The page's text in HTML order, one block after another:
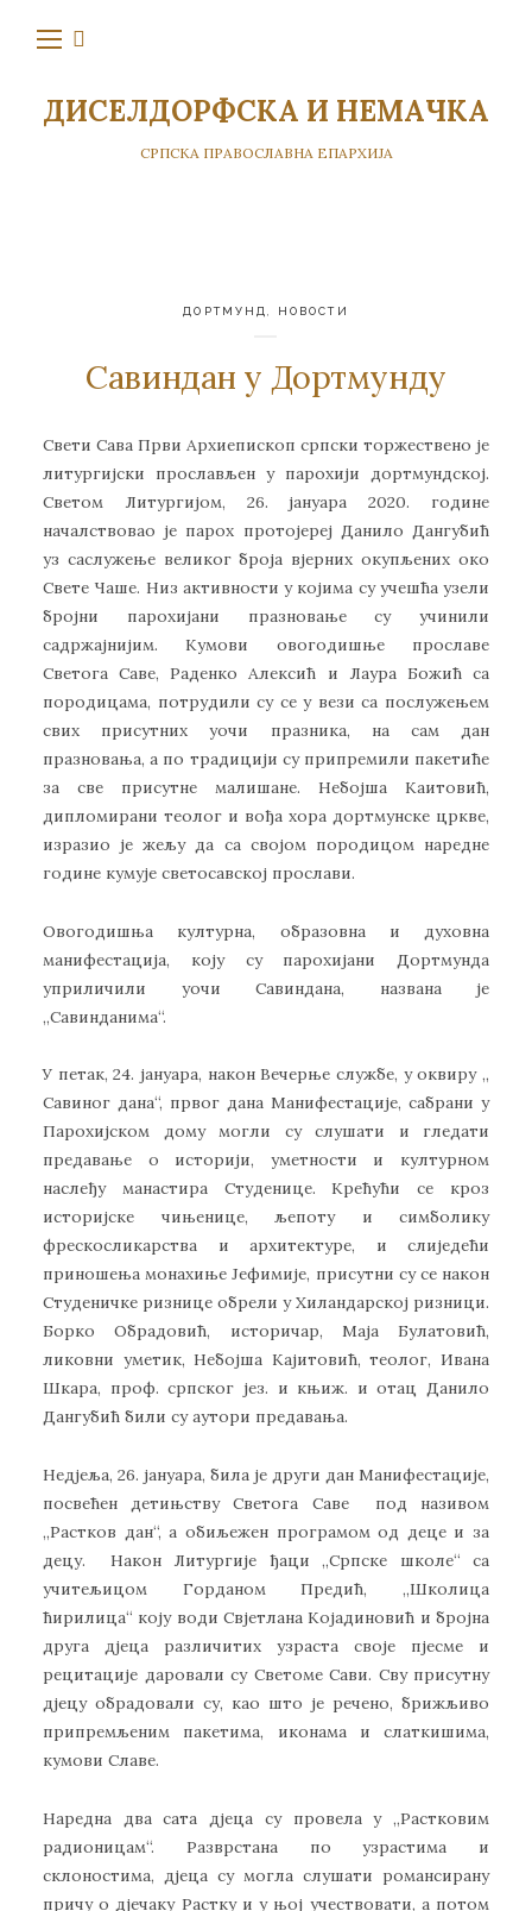
ДИСЕЛДОРФСКА И НЕМАЧКА
СРПСКА ПРАВОСЛАВНА ЕПАРХИЈА
ДОРТМУНД НОВОСТИ
Савиндан у Дортмунду
Свети Сава Први Архиепископ српски торжествено је
литургијски прослављен у парохији дортмундској.
Светом Литургијом, 26. јануара 2020. године
началствовао је парох протојереј Данило Дангубић
уз саслужење великог броја вјерних окупљених око
Свете Чаше. Низ активности у којима су учешћа узели
бројни парохијани празновање су учинили
садржајнијим. Кумови овогодишње прославе
Светога Саве, Раденко Алексић и Лаура Божић са
породицама, потрудили су се у вези са послужењем
свих присутних уочи празника, на сам дан
празновања, а по традицији су припремили пакетиће
за све присутне малишане. Небојша Каитовић,
дипломирани теолог и вођа хора дортмунске цркве,
изразио је жељу да са својом породицом наредне
године кумује светосавској прослави.
Овогодишња културна, образовна и духовна
манифестација, коју су парохијани Дортмунда
уприличили уочи Савиндана, названа је
„Савинданима“.
У петак, 24. јануара, након Вечерње службе, у оквиру „
Савиног дана“, првог дана Манифестације, сабрани у
Парохијском дому могли су слушати и гледати
предавање о историји, уметности и културном
наслеђу манастира Студенице. Крећући се кроз
историјске чињенице, љепоту и симболику
фрескосликарства и архитектуре, и слиједећи
приношења монахиње Јефимије, присутни су се након
Студеничке ризнице обрели у Хиландарској ризници.
Борко Обрадовић, историчар, Маја Булатовић,
ликовни уметик, Небојша Кајитовић, теолог, Ивана
Шкара, проф. српског јез. и књиж. и отац Данило
Дангубић били су аутори предавања.
Недјеља, 26. јануара, била је други дан Манифестације,
посвећен детињству Светога Саве под називом
„Растков дан“, а обиљежен програмом од деце и за
децу. Након Литургије ђаци „Српске школе“ са
учитељицом Горданом Предић, „Школица
ћирилица“ коју води Свјетлана Којадиновић и бројна
друга дјеца различитих узраста своје пјесме и
рецитације даровали су Светоме Сави. Сву присутну
дјецу обрадовали су, као што је речено, брижљиво
припремљеним пакетима, иконама и слаткишима,
кумови Славе.
Наредна два сата дјеца су провела у „Растковим
радионицам“. Разврстана по узрастима и
склоностима, дјеца су могла слушати романсирану
причу о дјечаку Растку и у њој учествовати, а потом